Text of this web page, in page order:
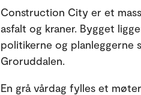
av sirkulærøkonomi.
Forskere ved OsloMet vil
systemendring – ikke
Kort oppsummert er laget
Construction City er et
asfalt og kraner. Bygget
politikerne og planleggerne
Groruddalen.
En grå vårdag fylles et